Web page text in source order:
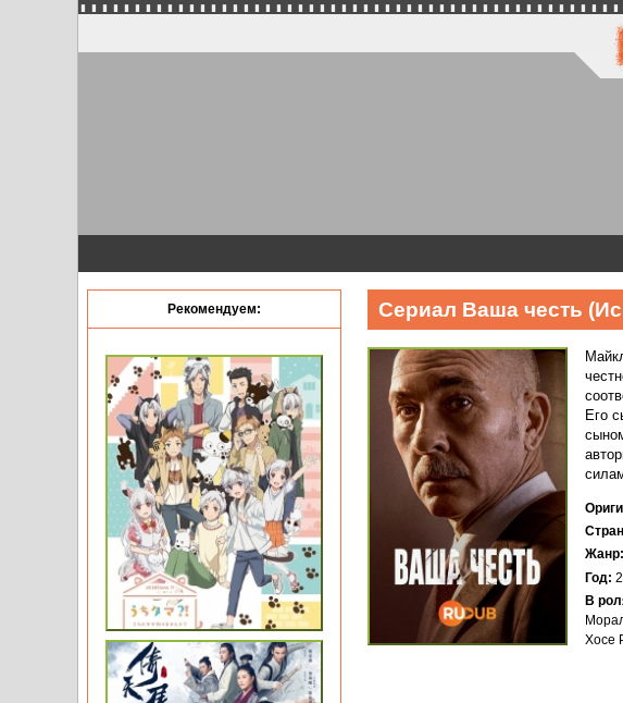
Сериал Ваша честь
Его
Жанр
Год
В
Хосе
Рекомендуем: